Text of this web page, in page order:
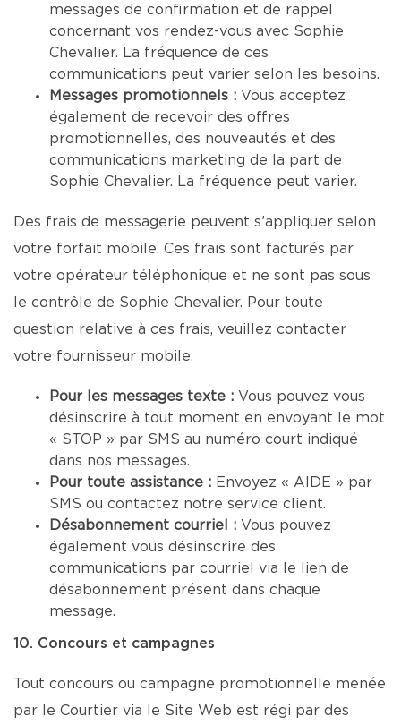
messages de confirmation et de rappel
concernant vos rendez-vous avec Sophie
Chevalier. La fréquence de ces
communications peut varier selon les besoins.
Messages promotionnels : Vous acceptez
également de recevoir des offres
promotionnelles, des nouveautés et des
communications marketing de la part de
Sophie Chevalier. La fréquence peut varier.
Des frais de messagerie peuvent s’appliquer selon
votre forfait mobile. Ces frais sont facturés par
votre opérateur téléphonique et ne sont pas sous
le contrôle de Sophie Chevalier. Pour toute
question relative à ces frais, veuillez contacter
votre fournisseur mobile.
Pour les messages texte : Vous pouvez vous
désinscrire à tout moment en envoyant le mot
« STOP » par SMS au numéro court indiqué
dans nos messages.
Pour toute assistance : Envoyez « AIDE » par
SMS ou contactez notre service client.
Désabonnement courriel : Vous pouvez
également vous désinscrire des
communications par courriel via le lien de
désabonnement présent dans chaque
message.
10. Concours et campagnes
Tout concours ou campagne promotionnelle menée
par le Courtier via le Site Web est régi par des